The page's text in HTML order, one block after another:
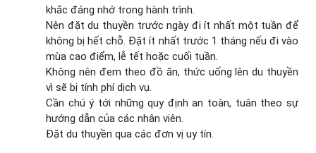
khắc đáng nhớ trong hành trình.
Nên đặt du thuyền trước ngày đi ít nhất một tuần để
không bị hết chỗ. Đặt ít nhất trước 1 tháng nếu đi vào
mùa cao điểm, lễ tết hoặc cuối tuần.
Không nên đem theo đồ ăn, thức uống lên du thuyền
vì sẽ bị tính phí dịch vụ.
Cần chú ý tới những quy định an toàn, tuân theo sự
hướng dẫn của các nhân viên.
Đặt du thuyền qua các đơn vị uy tín.